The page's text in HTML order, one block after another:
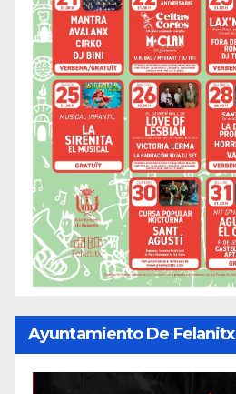
Ayuntamiento De Felanitx